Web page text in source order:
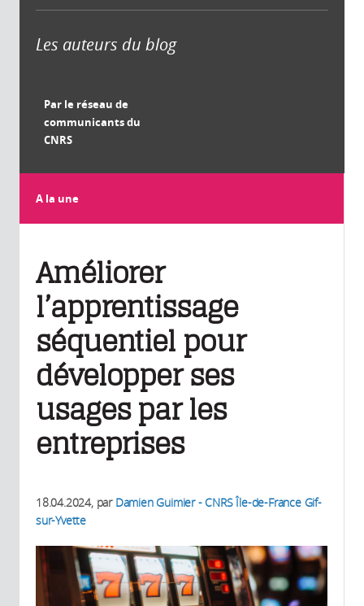
Les auteurs du blog
Par le réseau de
communicants du
CNRS
A la une
Améliorer
l’apprentissage
séquentiel pour
développer ses
usages par les
entreprises
18.04.2024, par Damien Guimier - CNRS Île-de-France Gif-
sur-Yvette